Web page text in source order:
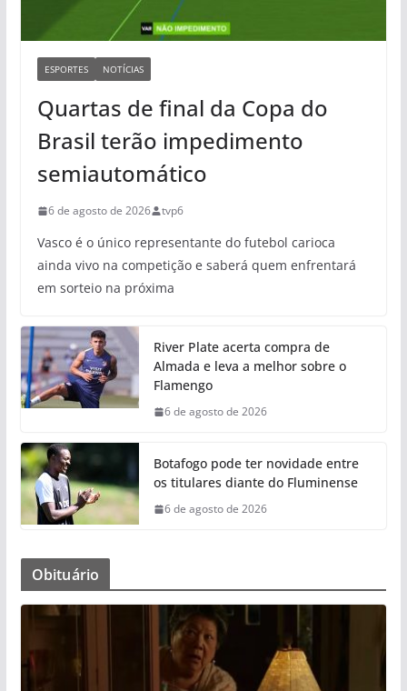
ESPORTES NOTÍCIAS
Quartas de final da Copa do
Brasil terão impedimento
semiautomático
6 de agosto de 2026 tvp6
Vasco é o único representante do futebol carioca
ainda vivo na competição e saberá quem enfrentará
em sorteio na próxima
River Plate acerta compra de
Almada e leva a melhor sobre o
Flamengo
6 de agosto de 2026
Botafogo pode ter novidade entre
os titulares diante do Fluminense
6 de agosto de 2026
Obituário